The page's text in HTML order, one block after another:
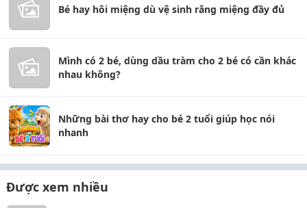
Bé hay hôi miệng dù vệ sinh răng miệng đầy đủ
Mình có 2 bé, dùng dầu tràm cho 2 bé có cần khác
nhau không?
Những bài thơ hay cho bé 2 tuổi giúp học nói
nhanh
Được xem nhiều